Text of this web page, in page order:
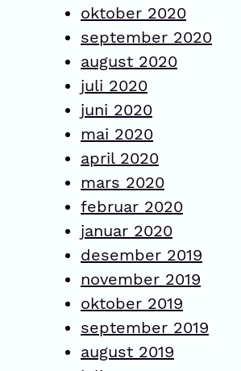
oktober 2020
september 2020
august 2020
juli 2020
juni 2020
mai 2020
april 2020
mars 2020
februar 2020
januar 2020
desember 2019
november 2019
oktober 2019
september 2019
august 2019